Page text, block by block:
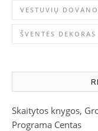
VESTUVIŲ
ŠVENTĖS DEKORAS
Skaitytos knygos,
Programa Centas